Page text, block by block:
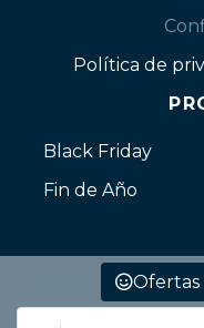
Ofertas
Política de
Black Friday
Fin de Año